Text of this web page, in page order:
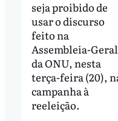
seja proibido de
usar o discurso
feito na
Assembleia-Geral
da ONU, nesta
terça-feira (20),
campanha à
reeleição.